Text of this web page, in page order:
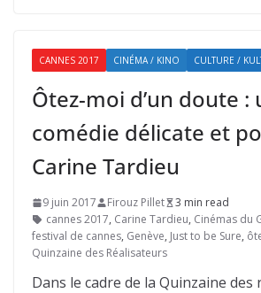
CANNES 2017 CINÉMA / KINO CULTURE /
Ôtez-moi d’un doute :
comédie délicate et
Carine Tardieu
9 juin 2017 Firouz Pillet
3 min read
cannes 2017, Carine Tardieu, Cinémas du
festival de cannes, Genève, Just to be Sure,
Quinzaine des Réalisateurs
Dans le cadre de la Quinzaine des